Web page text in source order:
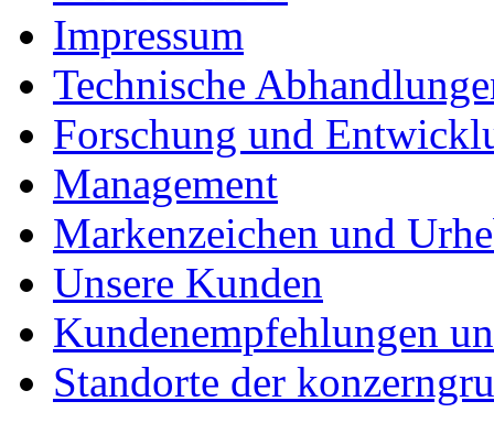
Impressum
Technische
Forschung und
Management
Markenzeichen und
Unsere Kunden
Kundenempfehlungen
Standorte der